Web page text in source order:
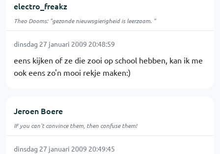
electro_freakz
Theo Dooms: "gezonde nieuwsgierigheid is leerzaam. "
dinsdag 27 januari 2009 20:48:59
eens kijken of ze die zooi op school hebben, kan ik me
ook eens zo'n mooi rekje maken:)
Jeroen Boere
IF you can't convince them, then confuse them!
dinsdag 27 januari 2009 20:49:45